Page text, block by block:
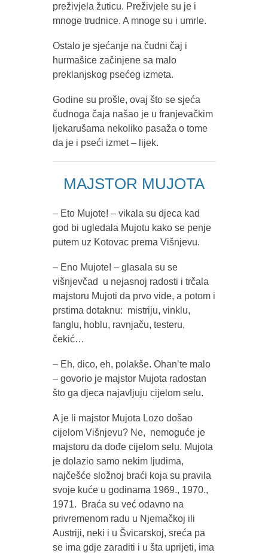
preživjela žuticu. Preživjele su je i
mnoge trudnice. A mnoge su i umrle.
Ostalo je sjećanje na čudni čaj i
hurmašice začinjene sa malo
preklanjskog psećeg izmeta.
Godine su prošle, ovaj što se sjeća
čudnoga čaja našao je u franjevačkim
ljekarušama nekoliko pasaža o tome
da je i pseći izmet – lijek.
MAJSTOR MUJOTA
– Eto Mujote! – vikala su djeca kad
god bi ugledala Mujotu kako se penje
putem uz Kotovac prema Višnjevu.
– Eno Mujote! – glasala su se
višnjevčad u nejasnoj radosti i trčala
majstoru Mujoti da prvo vide, a potom i
prstima dotaknu: mistriju, vinklu,
fanglu, hoblu, ravnjaču, testeru,
čekić…
– Eh, dico, eh, polakše. Ohanʼte malo
– govorio je majstor Mujota radostan
što ga djeca najavljuju cijelom selu.
A je li majstor Mujota Lozo došao
cijelom Višnjevu? Ne, nemoguće je
majstoru da dođe cijelom selu. Mujota
je dolazio samo nekim ljudima,
najčešće složnoj braći koja su pravila
svoje kuće u godinama 1969., 1970.,
1971. Braća su već odavno na
privremenom radu u Njemačkoj ili
Austriji, neki i u Švicarskoj, sreća pa
se ima gdje zaraditi i u šta uprijeti, ima